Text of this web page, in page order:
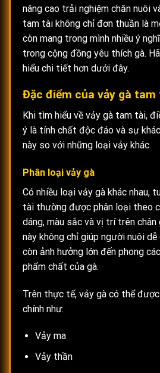
nâng cao trải nghiệm chăn nuôi
tam tài không chỉ đơn thuần là
còn mang trong mình nhiều ý
trong cộng đồng yêu thích gà.
hiểu chi tiết hơn dưới đây.
Đặc điểm của vảy gà tam
Khi tìm hiểu về vảy gà tam tài,
ý là tính chất độc đáo và sự
này so với những loại vảy khác.
Phân loại vảy gà
Có nhiều loại vảy gà khác nhau,
tài thường được phân loại theo
dáng, màu sắc và vị trí trên
này không chỉ giúp người nuôi dễ
còn ảnh hưởng lớn đến phong
phẩm chất của gà.
Trên thực tế, vảy gà có thể
chính như:
Vảy ma
Vảy thần